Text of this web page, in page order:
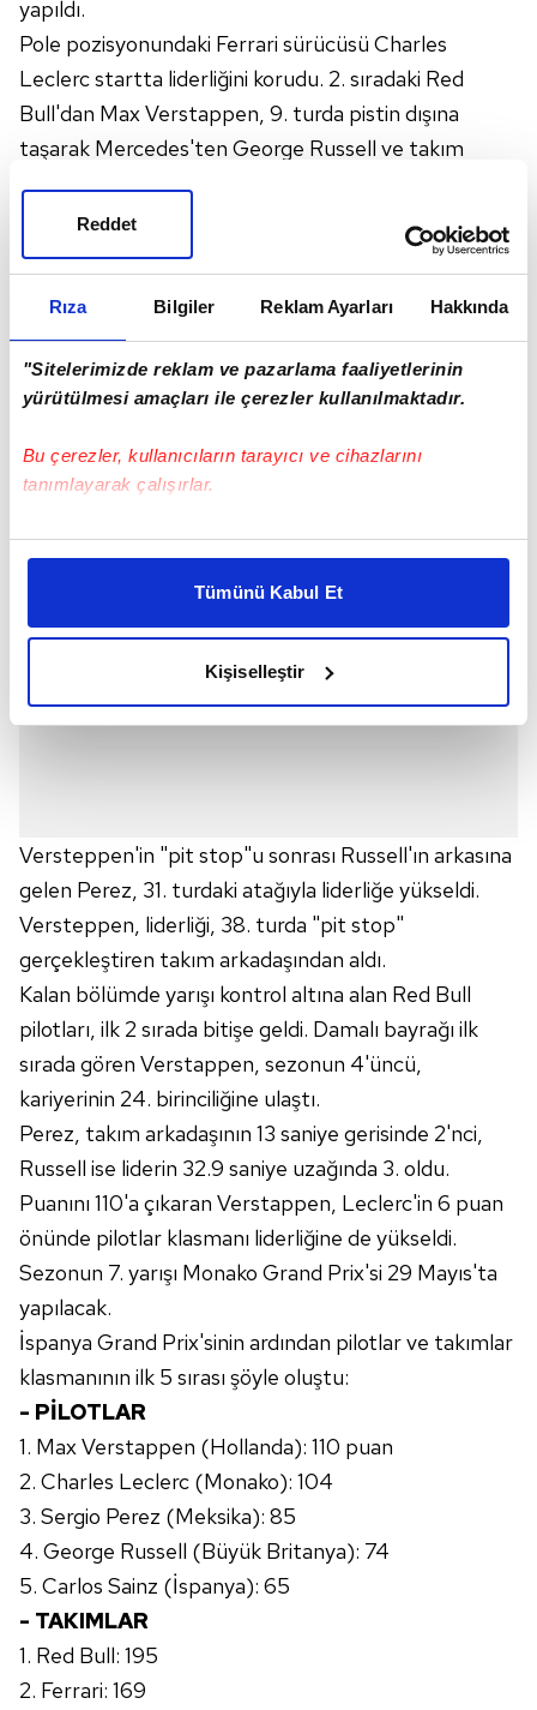
Rıza Bilgiler Reklam Ayarları Hakkında
"Sitelerimizde reklam ve pazarlama faaliyetlerinin
yürütülmesi amaçları ile çerezler kullanılmaktadır.
Bu çerezler, kullanıcıların tarayıcı ve cihazlarını
tanımlayarak çalışırlar.
Bu çerezlere izin vermeniz halinde sizlere özel
daha iyi reklam deneyimi yaşatabiliriz. Bunu yaparken
amacımızın size daha iyi bir reklam deneyimi sunmak
elimizden gelen çabayı gösterdiğimizi ve bu noktada,
gösterilmeyecektir."
Sizlere daha iyi bir hizmet sunabilmek için İnternet
kullanılmaktadır. Bu çerezler vasıtasıyla çeşitli kişisel
verileriniz işlenmekte olup gerekli olan çerezler bilgi
toplumu hizmetlerinin sunulması amacıyla
kullanılmaktadır. Diğer çerezler, sitemizin daha işlevsel
kılınması ve kişiselleştirilmesi ve sizlere yönelik
reklam/pazarlama faaliyetlerinin yapılması, amaçlarıyla
sınırlı olarak açık rızanız dahilinde kullanılacaktır.
Çerezlere ilişkin tercihlerinizi aşağıda yer alan panel
vasıtasıyla belirleyebilirsiniz. Çerezlere ilişkin detaylı bilgi
için Ayarlar butonuna tıklayabilir,
Çerez Bilgilendirme
ziyaret edebilirsiniz.
6698 sayılı Kişisel Verilerin Korunması Kanunu uyarınca
hazırlanmış Aydınlatma Metnimizi okumak ve sitemizde
ilgili mevzuata uygun olarak kullanılan çerezlerle ilgili bilgi
almak için lütfen
tıklayınız.
Tümünü Kabul Et
Kişiselleştir
Reddet
yapıldı.
Pole pozisyonundaki Ferrari sürücüsü Charles
Leclerc startta liderliğini korudu. 2. sıradaki Red
Bull'dan Max Verstappen, 9. turda pistin dışına
taşarak Mercedes'ten George Russell ve takım
arkadaşı Sergio Perez'in arkasına düştü.
Perez'in 13. turda yol verdiği Verstappen, 2'ncilik için
mücadele ettiği Russell'ı, aracının DRS (sürtünme
türlü geçemedi.
Yarışı 12 saniyeden fazla farkla lider götüren Leclerc,
otomobilinin arızalanması nedeniyle 27. turda
Versteppen'in "pit stop"u sonrası Russell'ın arkasına
gelen Perez, 31. turdaki atağıyla liderliğe yükseldi.
Versteppen, liderliği, 38. turda "pit stop"
gerçekleştiren takım arkadaşından aldı.
Kalan bölümde yarışı kontrol altına alan Red Bull
pilotları, ilk 2 sırada bitişe geldi. Damalı bayrağı ilk
sırada gören Verstappen, sezonun 4'üncü,
kariyerinin 24. birinciliğine ulaştı.
Perez, takım arkadaşının 13 saniye gerisinde 2'nci,
Russell ise liderin 32.9 saniye uzağında 3. oldu.
Puanını 110'a çıkaran Verstappen, Leclerc'in 6 puan
önünde pilotlar klasmanı liderliğine de yükseldi.
Sezonun 7. yarışı Monako Grand Prix'si 29 Mayıs'ta
yapılacak.
İspanya Grand Prix'sinin ardından pilotlar ve takımlar
klasmanının ilk 5 sırası şöyle oluştu:
- PİLOTLAR
1. Max Verstappen (Hollanda): 110 puan
2. Charles Leclerc (Monako): 104
3. Sergio Perez (Meksika): 85
4. George Russell (Büyük Britanya): 74
5. Carlos Sainz (İspanya): 65
- TAKIMLAR
1. Red Bull: 195
2. Ferrari: 169